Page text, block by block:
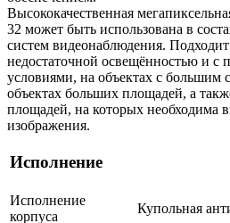
Высококачественная
32 может быть использована в
систем видеонаблюдения.
недостаточной освещённостью и
условиями, на объектах с большим
объектах больших площадей, а
площадей, на которых необходима
изображения.
Исполнение
Исполнение
корпуса
Купольная